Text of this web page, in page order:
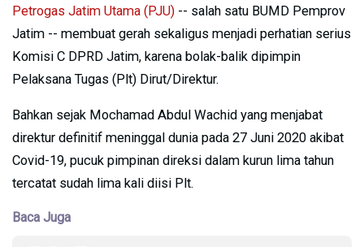
Petrogas Jatim Utama (PJU) -- salah satu BUMD Pemprov
Jatim -- membuat gerah sekaligus menjadi perhatian serius
Komisi C DPRD Jatim, karena bolak-balik dipimpin
Pelaksana Tugas (Plt) Dirut/Direktur.
Bahkan sejak Mochamad Abdul Wachid yang menjabat
direktur definitif meninggal dunia pada 27 Juni 2020 akibat
Covid-19, pucuk pimpinan direksi dalam kurun lima tahun
tercatat sudah lima kali diisi Plt.
Baca Juga